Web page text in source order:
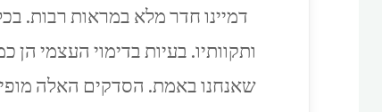
דמיינו חדר מלא במראות רבות.
ותקוותיו. בעיות בדימוי העצמי
שאנחנו באמת. הסדקים האלה